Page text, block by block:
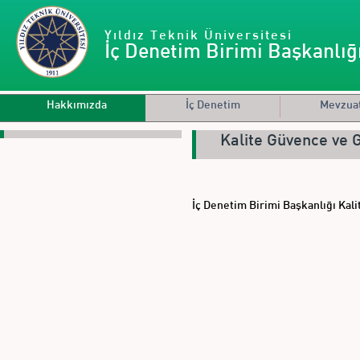
Yıldız Teknik Üniversitesi
İç Denetim Birimi
Hakkımızda İç Denetim
Kalite Güvence ve
İç Denetim Birimi Başkanlığı